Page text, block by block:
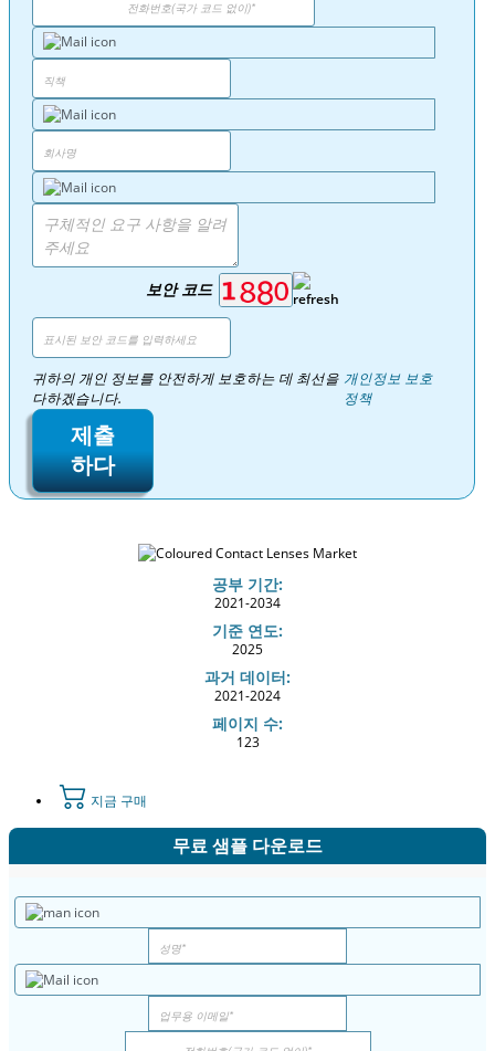
보안 코드
귀하의 개인 정보를 안전하게 보호하는 데 최선을
다하겠습니다.
개인정보 보호
정책
제출
하다
공부 기간:
2021-2034
기준 연도:
2025
과거 데이터:
2021-2024
페이지 수:
123
지금 구매
무료 샘플 다운로드